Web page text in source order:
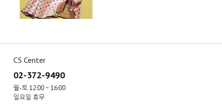
CS Center
02-372-9490
월-토 12:00 ~ 16:00
일요일 휴무